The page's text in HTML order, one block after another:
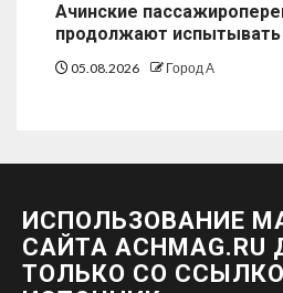
Ачинские
продолжают
05.08.2026 Город А
ИСПОЛЬЗОВАНИЕ
САЙТА
ТОЛЬКО СО